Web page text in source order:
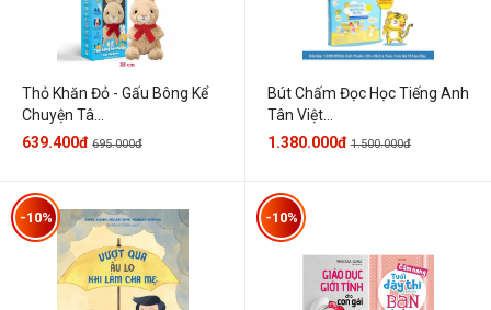
Thỏ Khăn Đỏ - Gấu Bông Kể
Chuyện Tâ...
639.400đ 695.000đ
Bút Chấm Đọc Học Tiếng Anh
Tân Việt...
1.380.000đ 1.500.000đ
-10% -10%